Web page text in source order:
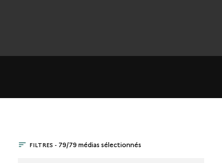
FILTRES - 79/79 médias sélectionnés